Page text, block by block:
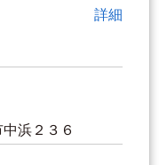
詳細
浜２３６